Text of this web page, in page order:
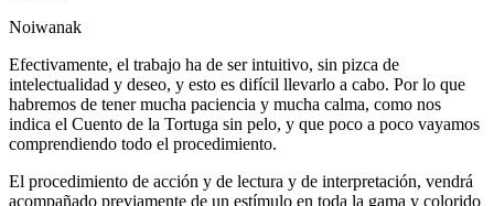
Noiwanak
Efectivamente, el trabajo ha de ser intuitivo, sin pizca de
intelectualidad y deseo, y esto es difícil llevarlo a cabo. Por lo que
habremos de tener mucha paciencia y mucha calma, como nos
indica el Cuento de la Tortuga sin pelo, y que poco a poco vayamos
comprendiendo todo el procedimiento.
El procedimiento de acción y de lectura y de interpretación, vendrá
acompañado previamente de un estímulo en toda la gama y colorido